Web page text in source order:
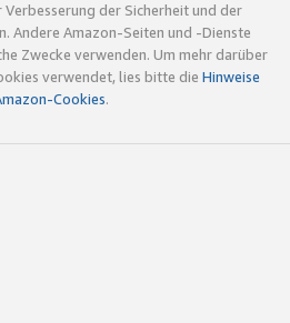
der Sicherheit und der
Andere Amazon-Seiten und -Dienste
Zwecke verwenden. Um mehr darüber
verwendet, lies bitte die Hinweise
Cookies.